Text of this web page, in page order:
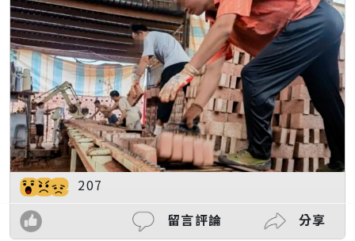
207
留言評論
分享